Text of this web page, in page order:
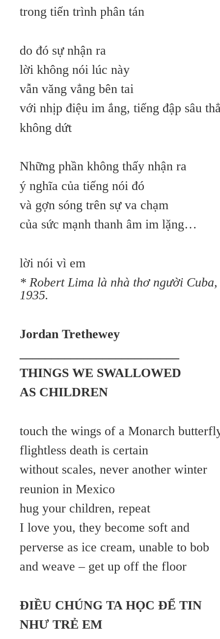
trong tiến trình phân tán
do đó sự nhận ra
lời không nói lúc này
vẫn văng vẳng bên tai
với nhịp điệu im ắng, tiếng đập sâu
không dứt
Những phần không thấy nhận ra
ý nghĩa của tiếng nói đó
và gợn sóng trên sự va chạm
của sức mạnh thanh âm im lặng…
lời nói vì em
* Robert Lima là nhà thơ người
1935.
Jordan Trethewey
THINGS WE SWALLOWED
AS CHILDREN
touch the wings of a Monarch
flightless death is certain
without scales, never another winter
reunion in Mexico
hug your children, repeat
I love you, they become soft and
perverse as ice cream, unable to bob
and weave – get up off the floor
ĐIỀU CHÚNG TA HỌC ĐỂ TIN
NHƯ TRẺ EM